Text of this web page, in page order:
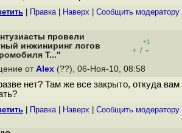
Правка| Наверх Cообщить модератору
провели
инжиниринг логов
T..."
+1
+ / –
от Alex (??), 06-Ноя-10, 08:58
нет? Там же все закрыто, откуда вам
Правка| Наверх Cообщить модератору